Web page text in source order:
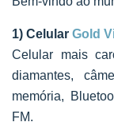
1) Celular Gold
Celular mais
diamantes,
memória,
FM.